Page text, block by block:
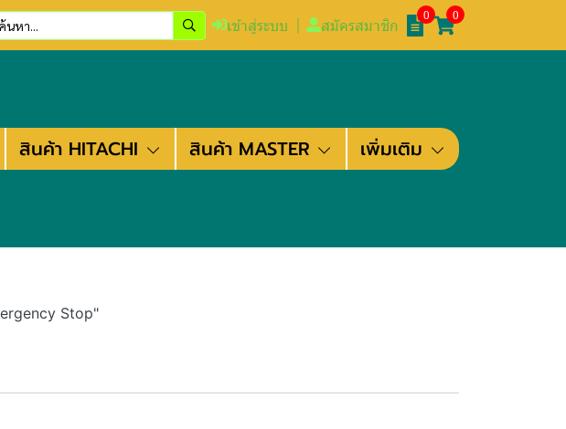
เข้าสู่ระบบ สมัครสมาชิก
0 0
สินค้า HITACHI สินค้า MASTER เพิ่มเติม
Stop"